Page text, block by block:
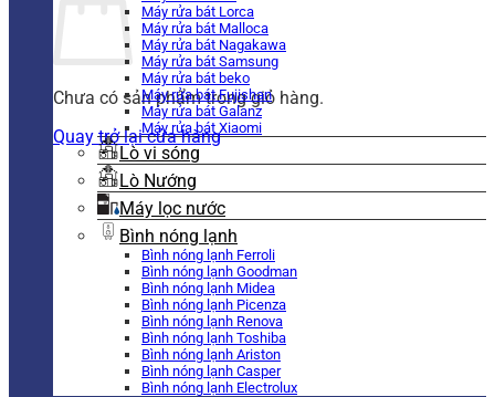
Chưa có sản phẩm trong giỏ hàng.
Quay trở lại cửa hàng
Máy rửa bát Lorca
Máy rửa bát Malloca
Máy rửa bát Nagakawa
Máy rửa bát Samsung
Máy rửa bát beko
Máy rửa bát Fujishan
Máy rửa bát Galanz
Máy rửa bát Xiaomi
Lò vi sóng
Lò Nướng
Máy lọc nước
Bình nóng lạnh
Bình nóng lạnh Ferroli
Bình nóng lạnh Goodman
Bình nóng lạnh Midea
Bình nóng lạnh Picenza
Bình nóng lạnh Renova
Bình nóng lạnh Toshiba
Bình nóng lạnh Ariston
Bình nóng lạnh Casper
Bình nóng lạnh Electrolux